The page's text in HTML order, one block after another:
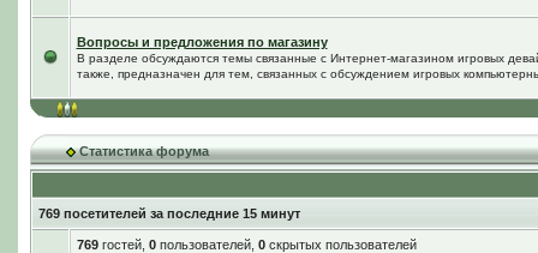
Вопросы и предложения по магазину
В разделе обсуждаются темы связанные с Интернет-магазином игровых
также, предназначен для тем, связанных с обсуждением игровых
Статистика форума
769 посетителей за последние 15 минут
769гостей, 0пользователей, 0скрытых пользователей